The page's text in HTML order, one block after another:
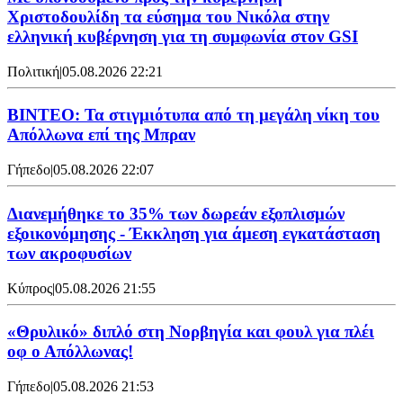
Χριστοδουλίδη τα εύσημα του Νικόλα στην
ελληνική κυβέρνηση για τη συμφωνία στον GSI
Πολιτική|05.08.2026 22:21
ΒΙΝΤΕΟ: Τα στιγμιότυπα από τη μεγάλη νίκη του
Απόλλωνα επί της Μπραν
Γήπεδο|05.08.2026 22:07
Διανεμήθηκε το 35% των δωρεάν εξοπλισμών
εξοικονόμησης - Έκκληση για άμεση εγκατάσταση
των ακροφυσίων
Κύπρος|05.08.2026 21:55
«Θρυλικό» διπλό στη Νορβηγία και φουλ για πλέι
οφ ο Απόλλωνας!
Γήπεδο|05.08.2026 21:53